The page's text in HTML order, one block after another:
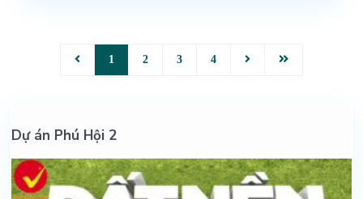
1 2 3 4
Dự án Phú Hội 2